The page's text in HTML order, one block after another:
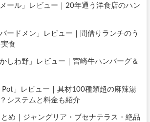
ール」レビュー｜20年通う洋食店のハン
ードメン」レビュー｜間借りランチのう
食
しわ野」レビュー｜宮崎牛ハンバーグ＆
」レビュー｜具材100種類超の麻辣湯
システムと料金も紹介
め｜ジャングリア・ブセナテラス・絶品